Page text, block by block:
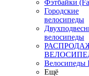
Фэтбайки
Городские
велосипеды
велосипеды
Велосипеды
Ещё